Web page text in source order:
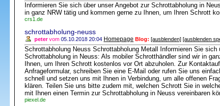
Informieren Sie sich über unser Angebot zur Schrottabholung in
in ganz NRW tätig und kommen gerne zu Ihnen, um Ihren Schrott
crs1.de
schrottabholung-neuss
petervom 05.10.2018 20:04 Homepage Blog: [ausblenden] [ausblenden
Schrottabholung Neuss Schrottabholung Metall Informieren Sie sich
Schrottabholung in Neuss: Als mobiler Schrotthändler sind wir in
Ihnen, um Ihren Schrott kostenlos vor Ort abzuholen. Zur
Anfrageformular, schreiben Sie eine E-Mail oder rufen Sie uns
schnell und setzen uns mit Ihnen in Verbindung, um alle offenen
klären. Teilen Sie uns bitte zudem mit, welchen Schrott Sie in
mit Ihnen einen Termin zur Schrottabholung in Neuss vereinbaren
piexel.de